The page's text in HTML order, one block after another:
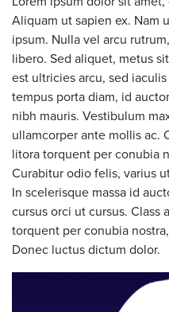
Aliquam ut sapien ex. Nam
ipsum. Nulla vel arcu
libero. Sed aliquet, metus
est ultricies arcu, sed
tempus porta diam, id
nibh mauris. Vestibulum
ullamcorper ante mollis ac.
litora torquent per conubia
Curabitur odio felis, varius
In scelerisque massa id
cursus orci ut cursus.
torquent per conubia
Donec luctus dictum dolor.